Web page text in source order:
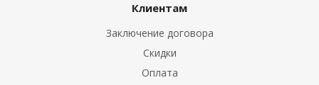
Клиентам
Заключение договора
Скидки
Оплата